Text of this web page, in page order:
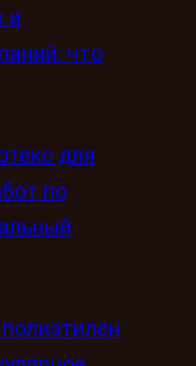
и
что
для
по